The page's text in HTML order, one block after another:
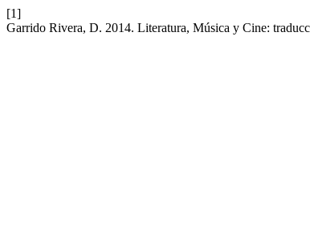
[1]
Garrido Rivera, D. 2014. Literatura, Música y Cine: